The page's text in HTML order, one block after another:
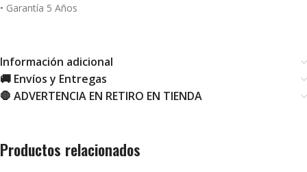
• Garantía 5 Años
Información adicional
🚚 Envíos y Entregas
🛑 ADVERTENCIA EN RETIRO EN TIENDA
Productos relacionados